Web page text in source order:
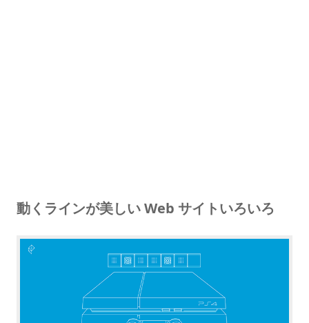
動くラインが美しい Web サイトいろいろ